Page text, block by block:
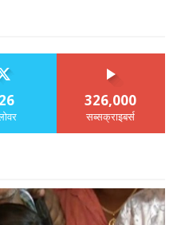
326,000
सब्सक्राइबर्स